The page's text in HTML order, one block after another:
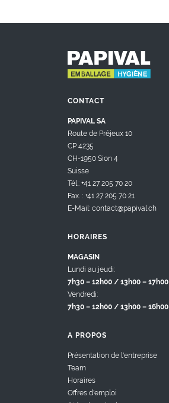
CONTACT
PAPIVAL SA
Route de Préjeux 10
CP 4235
CH-1950 Sion 4
Suisse
Tél.: +41 27 205 70 20
Fax. : +41 27 205 70 21
E-Mail: contact@papival.ch
HORAIRES
MAGASIN
Lundi au jeudi:
7h30 – 12h00 / 13h00 – 17h00
Vendredi:
7h30 – 12h00 / 13h00 – 16h00
A PROPOS
Présentation de l'entreprise
Team
Horaires
Offres d'emploi